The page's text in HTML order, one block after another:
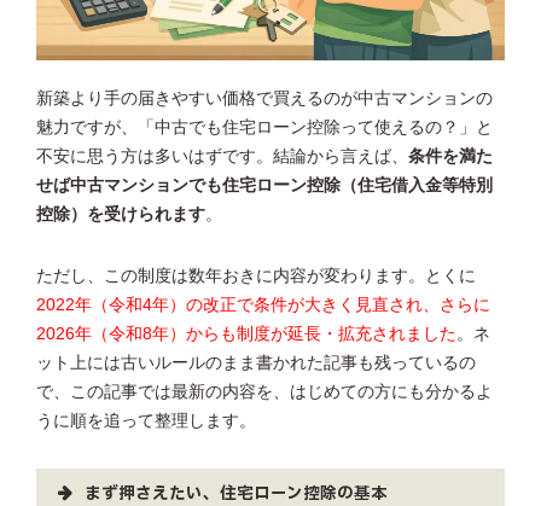
新築より手の届きやすい価格で買えるのが中古マンションの
魅力ですが、「中古でも住宅ローン控除って使えるの？」と
不安に思う方は多いはずです。結論から言えば、 条件を満た
せば中古マンションでも住宅ローン控除（住宅借入金等特別
控除）を受けられます。
ただし、この制度は数年おきに内容が変わります。とくに
2022年（令和4年）の改正で条件が大きく見直され、さらに
2026年（令和8年）からも制度が延長・拡充されました 。ネ
ット上には古いルールのまま書かれた記事も残っているの
で、この記事では最新の内容を、はじめての方にも分かるよ
うに順を追って整理します。
まず押さえたい、住宅ローン控除の基本